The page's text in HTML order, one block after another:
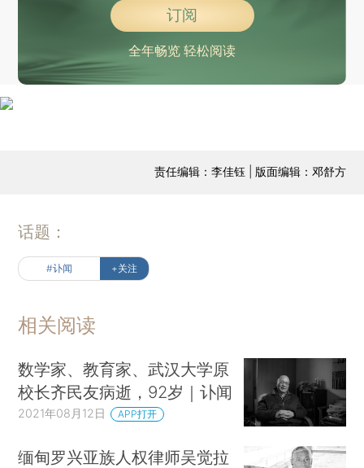
订阅
全年畅览 轻松阅读
责任编辑：李佳钰 | 版面编辑：邓舒方
话题：
#讣闻 +关注
相关阅读
数学家、教育家、武汉大学原
校长齐民友病逝，92岁｜讣闻
2021年08月12日 APP打开
缅甸罗兴亚族人权律师吴觉拉